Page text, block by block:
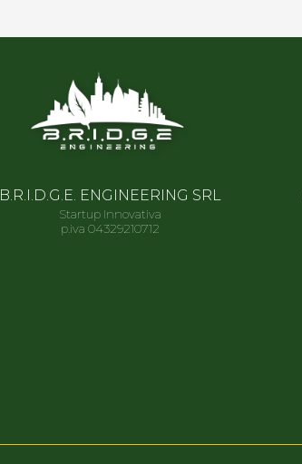
B.R.I.D.G.E. ENGINEERING SRL
Startup Innovativa
p.iva 04329210712